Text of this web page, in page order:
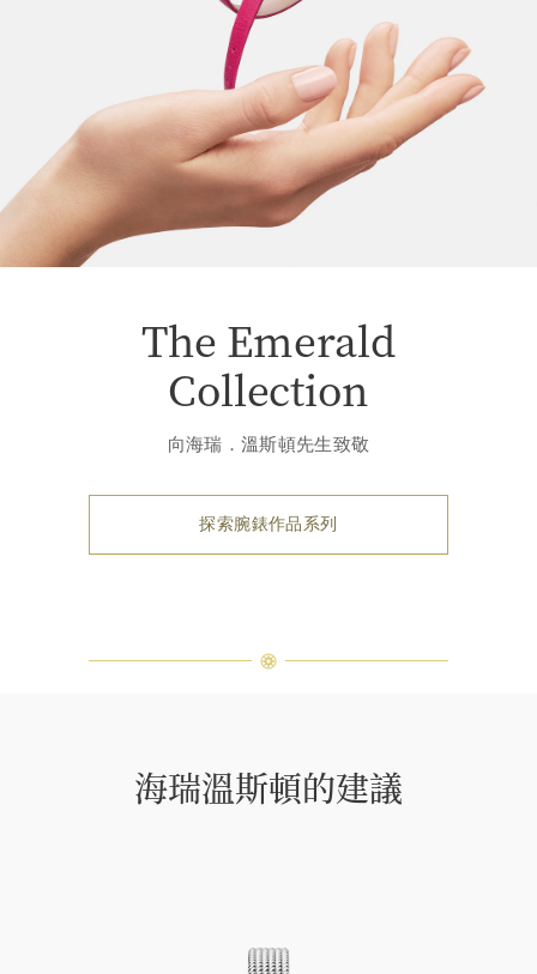
The Emerald
Collection
向海瑞．溫斯頓先生致敬
探索腕錶作品系列
海瑞溫斯頓的建議